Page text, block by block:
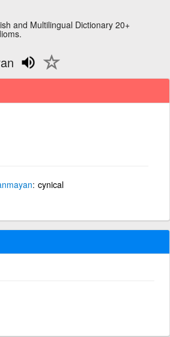
and Multilingual Dictionary 20+
cynical